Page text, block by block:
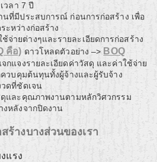
วลา 7 ปี
นที่มีประสบการณ์ ก่อนการก่อสร้าง เพื่อ
ะหว่างก่อสร้าง
จ่ายต่างๆและรายละเอียดการก่อสร้าง
คือ) ดาวโหลดตัวอย่าง –> BOQ
กแจงรายละเอียดค่าวัสดุ และค่าใช้จ่าย
ควบคุมต้นทุนทั้งผู้จ้างและผู้รับจ้าง
วดที่ชัดเจน
ดุและคุณภาพงานตามหลักวิศวกรรม
งหลังจากปิดงาน
ร้างบางส่วนของเรา
แรง